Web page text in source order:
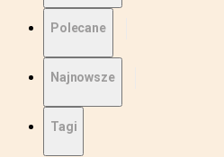
Polecane
Najnowsze
Tagi